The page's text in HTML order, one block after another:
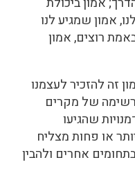
אמון שמגיע לנו
רוצים, אמון
זה להזכיר לעצמנו
של מקרים
שהגיעו
או פחות מצליח
אחרים ולהבין